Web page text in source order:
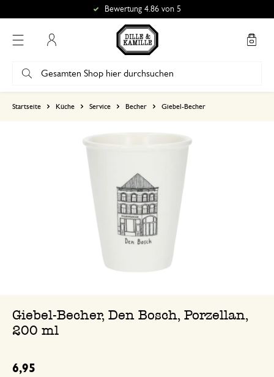
Bewertung 4.86 von 5
Startseite Küche Service Becher Giebel-Becher
Giebel-Becher, Den Bosch, Porzellan,
200 ml
6,95